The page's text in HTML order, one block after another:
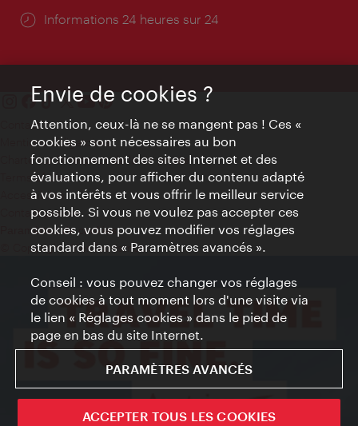
Öffnungszeiten:
Informations 24 heures sur 24
Contact
Mentions obligatoires
Charte sur le respect de la vie privée
Terms of Use
Accessibilité
Contact presse
Paramètres de cookies
© Copyright WienTourismus
Envie de cookies ?
Attention, ceux-là ne se mangent pas ! Ces «
cookies » sont nécessaires au bon
fonctionnement des sites Internet et des
évaluations, pour afficher du contenu adapté
à vos intérêts et vous offrir le meilleur service
possible. Si vous ne voulez pas accepter ces
cookies, vous pouvez modifier vos réglages
standard dans « Paramètres avancés ».
Conseil : vous pouvez changer vos réglages
de cookies à tout moment lors d'une visite via
le lien « Réglages cookies » dans le pied de
page en bas du site Internet.
PARAMÈTRES AVANCÉS
ACCEPTER TOUS LES COOKIES